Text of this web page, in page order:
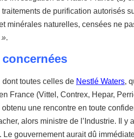
de purification autorisés
minérales naturelles, censées ne
».
toutes celles de Nestlé Waters,
France (Vittel, Contrex, Hepar,
une rencontre en toute
alors ministre de l’Industrie. Il y
gouvernement aurait dû